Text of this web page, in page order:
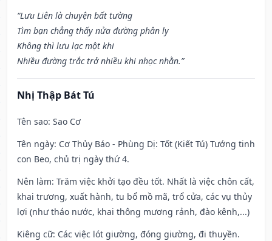
“Lưu Liên là chuyện bất tường
Tìm bạn chẳng thấy nửa đường phân ly
Không thì lưu lạc một khi
Nhiều đường trắc trở nhiều khi nhọc nhằn.”
Nhị Thập Bát Tú
Tên sao: Sao Cơ
Tên ngày: Cơ Thủy Báo - Phùng Dị: Tốt (Kiết Tú) Tướng tinh
con Beo, chủ trị ngày thứ 4.
Nên làm: Trăm việc khởi tạo đều tốt. Nhất là việc chôn cất,
khai trương, xuất hành, tu bổ mồ mã, trổ cửa, các vụ thủy
lợi (như tháo nước, khai thông mương rảnh, đào kênh,...)
Kiêng cữ: Các việc lót giường, đóng giường, đi thuyền.